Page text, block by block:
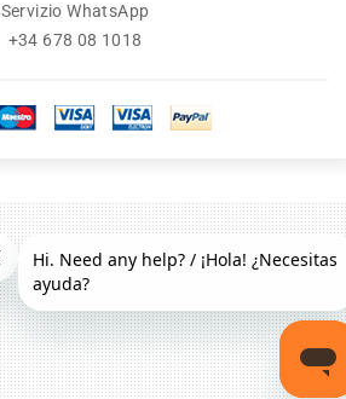
Servizio WhatsApp
+34 678 08 1018